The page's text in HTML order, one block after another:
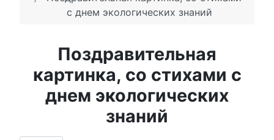
с днем экологических знаний
Поздравительная
картинка, со стихами с
днем экологических
знаний